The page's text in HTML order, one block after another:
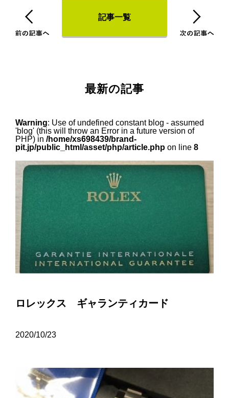
記事一覧
最新の記事
Warning: Use of undefined constant blog - assumed
'blog' (this will throw an Error in a future version of
PHP) in /home/xs698439/brand-
pit.jp/public_html/asset/php/article.phpon line 8
ロレックス ギャランティカード
2020/10/23